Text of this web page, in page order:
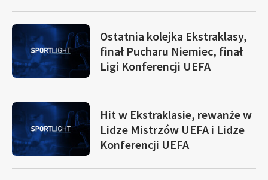
Ostatnia kolejka Ekstraklasy,
finał Pucharu Niemiec, finał
Ligi Konferencji UEFA
Hit w Ekstraklasie, rewanże w
Lidze Mistrzów UEFA i Lidze
Konferencji UEFA